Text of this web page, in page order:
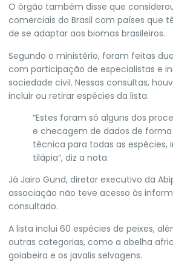
O órgão também disse que
comerciais do Brasil com países que
de se adaptar aos biomas brasileiros.
Segundo o ministério, foram feitas
com participação de especialistas e
sociedade civil. Nessas consultas,
incluir ou retirar espécies da lista.
“Estes foram só alguns dos
e checagem de dados de
técnica para todas as espécies,
tilápia”, diz a nota.
Já Jairo Gund, diretor executivo da
associação não teve acesso às
consultado.
A lista inclui 60 espécies de peixes,
outras categorias, como a abelha
goiabeira e os javalis selvagens.